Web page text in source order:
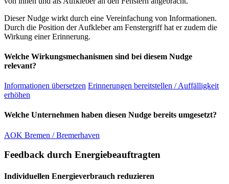
Dieser Nudge wirkt durch eine Vereinfachung von Informationen.
Durch die Position der Aufkleber am Fenstergriff hat er zudem die
Wirkung einer Erinnerung.
Welche Wirkungsmechanismen sind bei diesem Nudge
relevant?
Informationen übersetzen Erinnerungen bereitstellen / Auffälligkeit
erhöhen
Welche Unternehmen haben diesen Nudge bereits umgesetzt?
AOK Bremen / Bremerhaven
Feedback durch Energiebeauftragten
Individuellen Energieverbrauch reduzieren